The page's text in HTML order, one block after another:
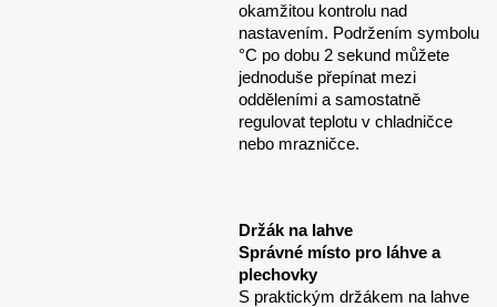
okamžitou kontrolu nad
nastavením. Podržením symbolu
°C po dobu 2 sekund můžete
jednoduše přepínat mezi
odděleními a samostatně
regulovat teplotu v chladničce
nebo mrazničce.
Držák na lahve
Správné místo pro láhve a
plechovky
S praktickým držákem na lahve